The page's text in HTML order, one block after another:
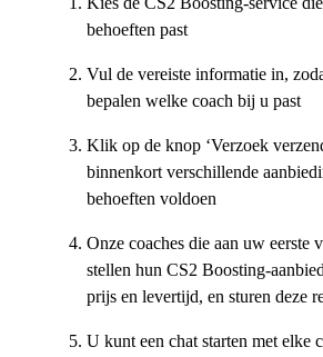
behoeften past
Vul de vereiste informatie in,
bepalen welke coach bij u past
Klik op de knop ‘Verzoek
binnenkort verschillende
behoeften voldoen
Onze coaches die aan uw eerste
stellen hun CS2 Boosting-
prijs en levertijd, en sturen deze
U kunt een chat starten met elke